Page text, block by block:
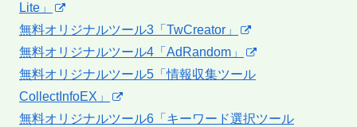
Lite」
無料オリジナルツール3「TwCreator」
無料オリジナルツール4「AdRandom」
無料オリジナルツール5「情報収集ツール
CollectInfoEX」
無料オリジナルツール6「キーワード選択ツール